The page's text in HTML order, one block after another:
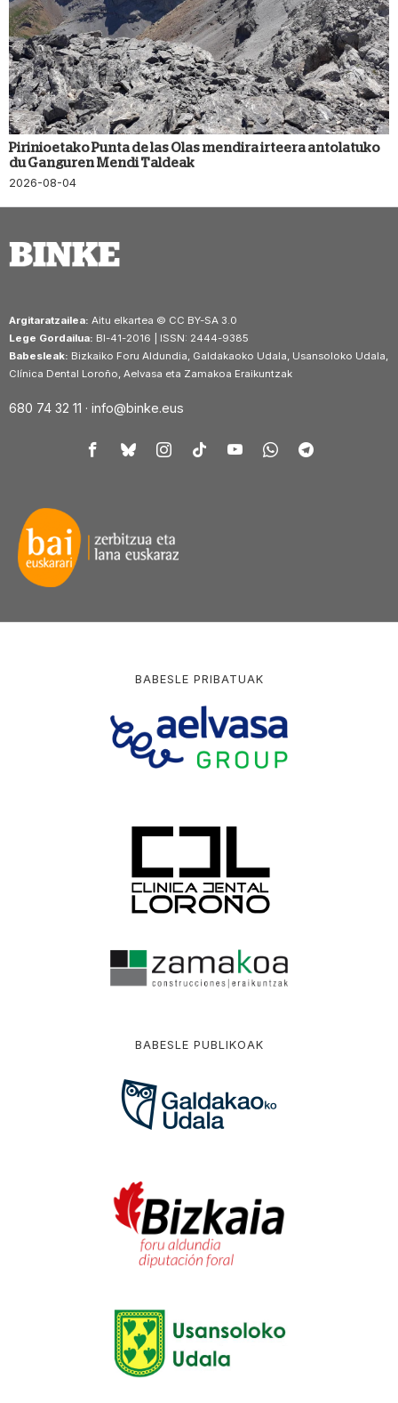
Pirinioetako Punta de las Olas mendira irteera antolatuko
du Ganguren Mendi Taldeak
2026-08-04
Argitaratzailea: Aitu elkartea © CC BY-SA 3.0
Lege Gordailua: BI-41-2016 | ISSN: 2444-9385
Babesleak: Bizkaiko Foru Aldundia, Galdakaoko Udala, Usansoloko Udala,
Clínica Dental Loroño, Aelvasa eta Zamakoa Eraikuntzak
680 74 32 11 · info@binke.eus
BABESLE PRIBATUAK
BABESLE PUBLIKOAK